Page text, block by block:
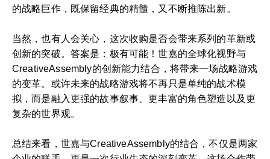
的战略巨作，既保留经典的精髓，又不断推陈出新。
当然，也有人会关心，这次收购是否会带来系列的革新或
创新的突破。答案是：极有可能！世嘉的全球化视野与
CreativeAssembly的创新能力结合，将带来一场战略游戏
的变革。或许未来的战略游戏将不再只是单纯的战术模
拟，而是融入更强的故事叙事、更丰富的角色塑造以及更
复杂的世界观。
总结来看，世嘉与CreativeAssembly的结合，不仅是两家